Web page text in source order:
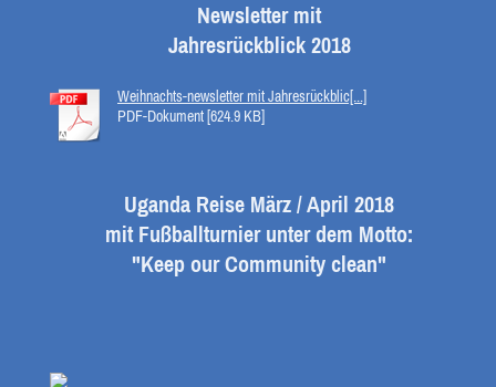
Newsletter mit
Jahresrückblick 2018
Weihnachts-newsletter mit Jahresrückblic[...]
PDF-Dokument [624.9 KB]
Uganda Reise März / April 2018
mit Fußballturnier unter dem Motto:
"Keep our Community clean"